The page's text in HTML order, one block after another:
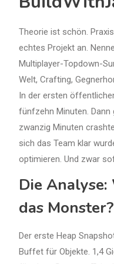
Theorie ist schön.
echtes Projekt an.
Multiplayer-Topdown-
Welt, Crafting,
In der ersten
fünfzehn Minuten. Dann
zwanzig Minuten
sich das Team klar
optimieren. Und zwar
Die Analyse:
das Monster?
Der erste Heap
Buffet für Objekte. 1,4